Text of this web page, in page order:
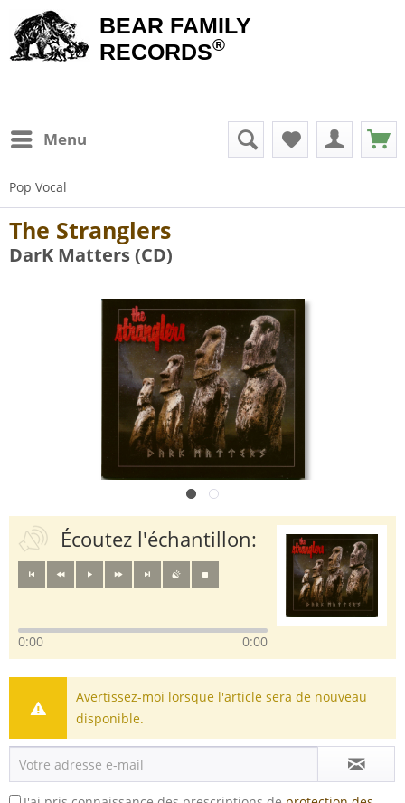
BEAR FAMILY
RECORDS®
Menu
Pop Vocal
The Stranglers
DarK Matters (CD)
Écoutez l'échantillon:
0:00 0:00
Avertissez-moi lorsque l'article sera de nouveau
disponible.